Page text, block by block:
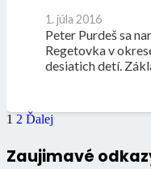
1. júla 2016
Peter Purdeš sa
Regetovka v
desiatich detí.
1 2 Ďalej
Zaujimavé